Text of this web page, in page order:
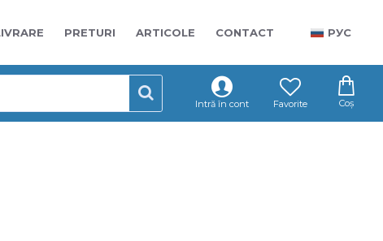
PRETURI ARTICOLE CONTACT РУС
Intră în cont Favorite Coș